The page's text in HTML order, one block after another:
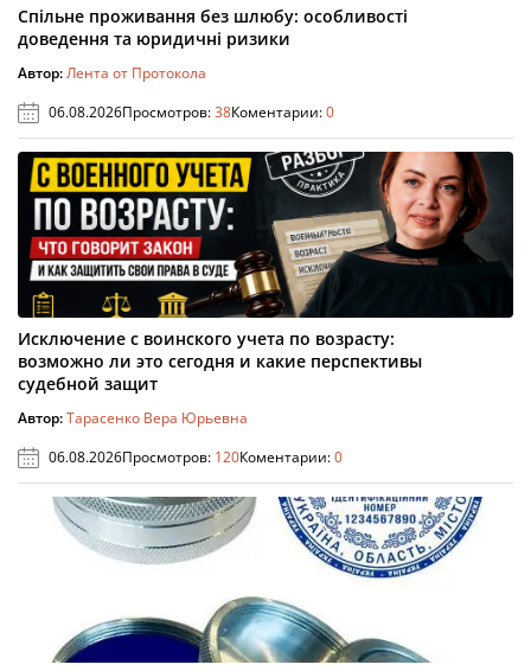
Спільне проживання без шлюбу: особливості
доведення та юридичні ризики
Автор:Лента от Протокола
06.08.2026Просмотров:38Коментарии:0
Исключение с воинского учета по возрасту:
возможно ли это сегодня и какие перспективы
судебной защит
Автор:Тарасенко Вера Юрьевна
06.08.2026Просмотров: 120Коментарии:0